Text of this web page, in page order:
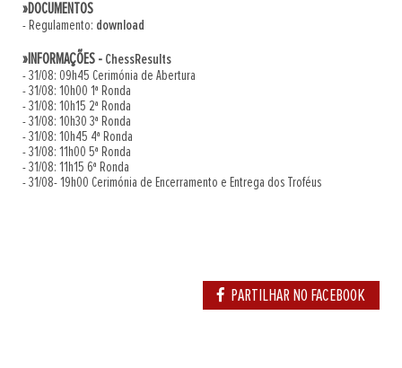
»DOCUMENTOS
- Regulamento: download
»INFORMAÇÕES - ChessResults
- 31/08: 09h45 Cerimónia de Abertura
- 31/08: 10h00 1ª Ronda
- 31/08: 10h15 2ª Ronda
- 31/08: 10h30 3ª Ronda
- 31/08: 10h45 4ª Ronda
- 31/08: 11h00 5ª Ronda
- 31/08: 11h15 6ª Ronda
- 31/08- 19h00 Cerimónia de Encerramento e Entrega dos Troféus
PARTILHAR NO FACEBOOK